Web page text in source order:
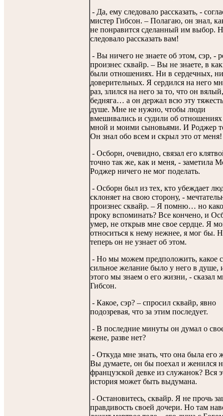
- Да, ему следовало рассказать, -
мистер Гибсон. – Полагаю, он знал,
не понравится сделанный им выбор.
следовало рассказать вам!
- Вы ничего не знаете об этом, сэр, -
произнес сквайр. – Вы не знаете, в
были отношениях. Ни в сердечных,
доверительных. Я сердился на него
раз, злился на него за то, что он вялый,
бедняга… а он держал всю эту
душе. Мне не нужно, чтобы люди
вмешивались и судили об
мной и моими сыновьями. И Роджер
Он знал обо всем и скрыл это от меня!
- Осборн, очевидно, связал его
точно так же, как и меня, - заметила
Роджер ничего не мог поделать.
- Осборн был из тех, кто убеждает
склоняет на свою сторону, -
произнес сквайр. – Я помню… но
проку вспоминать? Все кончено, и
умер, не открыв мне свое сердце. Я
относиться к нему нежнее, я мог бы.
теперь он не узнает об этом.
- Но мы можем предположить, какое
сильное желание было у него в душе,
этого мы знаем о его жизни, - сказал
Гибсон.
- Какое, сэр? – спросил сквайр, явно
подозревая, что за этим последует.
- В последние минуты он думал о
жене, разве нет?
- Откуда мне знать, что она была его
Вы думаете, он бы поехал и женился
французской девке из служанок? Вся
история может быть выдумана.
- Остановитесь, сквайр. Я не прочь
правдивость своей дочери. Но там